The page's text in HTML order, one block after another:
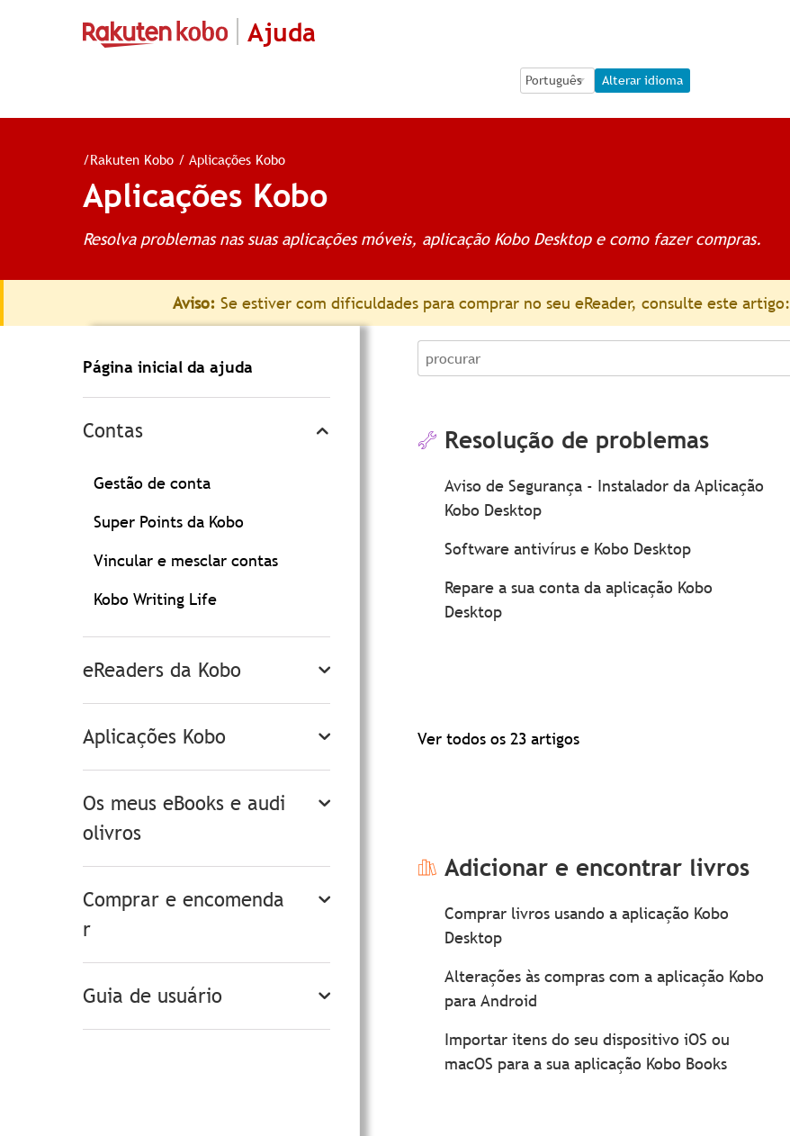
Ajuda
Language Selection
Language Selection
Alterar idioma
/Rakuten Kobo / Aplicações Kobo
Aplicações Kobo
Resolva problemas nas suas aplicações móveis, aplicação Kobo Desktop e como fazer compras.
Aviso: Se estiver com dificuldades para comprar no seu eReader, consulte este artigo:
Página inicial da ajuda
Contas
Gestão de conta
Super Points da Kobo
Vincular e mesclar contas
Kobo Writing Life
eReaders da Kobo
Aplicações Kobo
Os meus eBooks e audi
olivros
Comprar e encomenda
r
Guia de usuário
procurar
Resolução de problemas
Aviso de Segurança - Instalador da Aplicação
Kobo Desktop
Software antivírus e Kobo Desktop
Repare a sua conta da aplicação Kobo
Desktop
Ver todos os 23 artigos
Adicionar e encontrar livros
Comprar livros usando a aplicação Kobo
Desktop
Alterações às compras com a aplicação Kobo
para Android
Importar itens do seu dispositivo iOS ou
macOS para a sua aplicação Kobo Books